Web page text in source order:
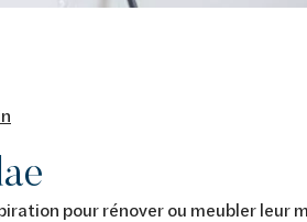
pour rénover ou meubler leur